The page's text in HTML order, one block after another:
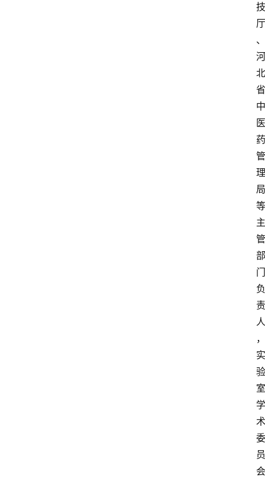
技
厅
、
河
北
省
中
医
药
管
理
局
等
主
管
部
门
负
责
人
，
实
验
室
学
术
委
员
会